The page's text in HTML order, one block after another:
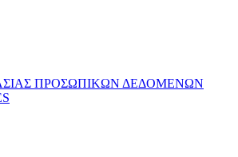
ΠΡΟΣΩΠΙΚΩΝ ΔΕΔΟΜΕΝΩΝ